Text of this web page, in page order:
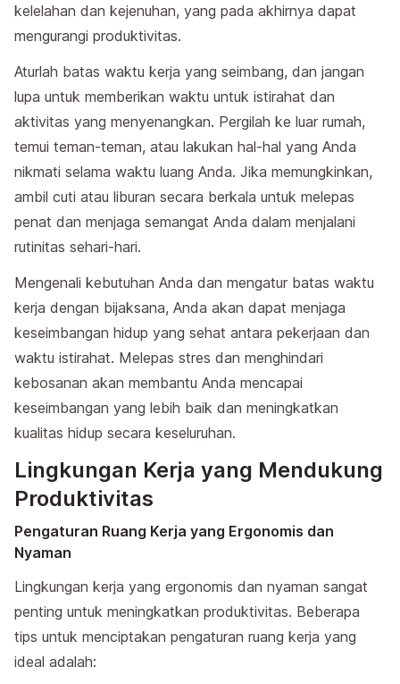
kelelahan dan kejenuhan, yang pada akhirnya dapat
mengurangi produktivitas.
Aturlah batas waktu kerja yang seimbang, dan jangan
lupa untuk memberikan waktu untuk istirahat dan
aktivitas yang menyenangkan. Pergilah ke luar rumah,
temui teman-teman, atau lakukan hal-hal yang Anda
nikmati selama waktu luang Anda. Jika memungkinkan,
ambil cuti atau liburan secara berkala untuk melepas
penat dan menjaga semangat Anda dalam menjalani
rutinitas sehari-hari.
Mengenali kebutuhan Anda dan mengatur batas waktu
kerja dengan bijaksana, Anda akan dapat menjaga
keseimbangan hidup yang sehat antara pekerjaan dan
waktu istirahat. Melepas stres dan menghindari
kebosanan akan membantu Anda mencapai
keseimbangan yang lebih baik dan meningkatkan
kualitas hidup secara keseluruhan.
Lingkungan Kerja yang Mendukung
Produktivitas
Pengaturan Ruang Kerja yang Ergonomis dan
Nyaman
Lingkungan kerja yang ergonomis dan nyaman sangat
penting untuk meningkatkan produktivitas. Beberapa
tips untuk menciptakan pengaturan ruang kerja yang
ideal adalah: